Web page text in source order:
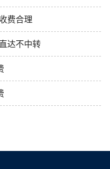
费合理
达不中转